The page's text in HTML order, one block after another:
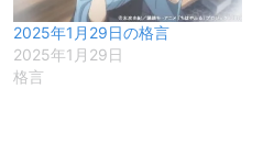
2025年1月29日の格言
2025年1月29日
格言